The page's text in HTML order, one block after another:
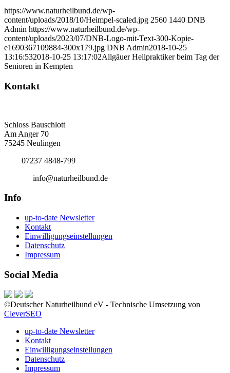
https://www.naturheilbund.de/wp-
content/uploads/2018/10/Heimpel-scaled.jpg 2560 1440 DNB
Admin https://www.naturheilbund.de/wp-
content/uploads/2023/07/DNB-Logo-mit-Text-300-Kopie-
e1690367109884-300x179.jpg DNB Admin2018-10-25
13:16:532018-10-25 13:17:02Allgäuer Heilpraktiker beim Tag der
Senioren in Kempten
Kontakt
Schloss Bauschlott
Am Anger 70
75245 Neulingen
07237 4848-799
info@naturheilbund.de
Info
up-to-date Newsletter
Kontakt
Einwilligungseinstellungen
Datenschutz
Impressum
Social Media
©Deutscher Naturheilbund eV - Technische Umsetzung von
CleverSEO
up-to-date Newsletter
Kontakt
Einwilligungseinstellungen
Datenschutz
Impressum